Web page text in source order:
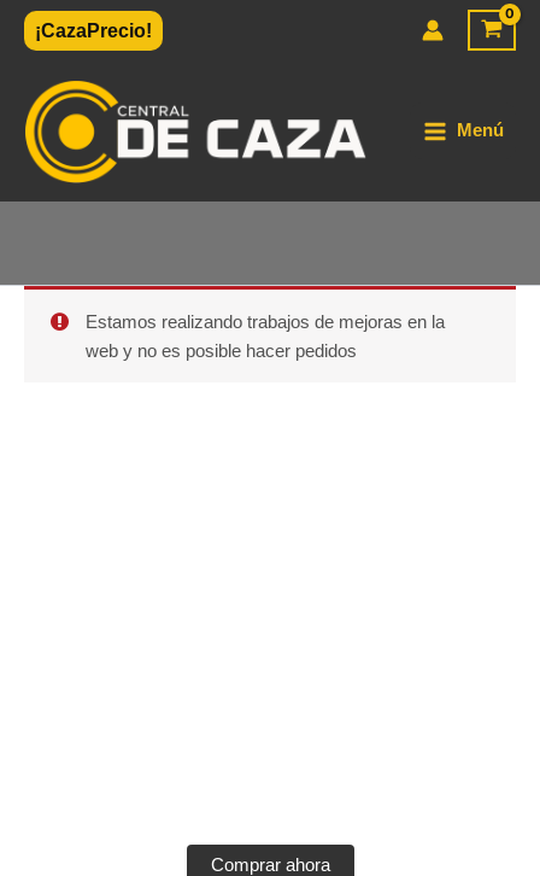
¡CazaPrecio!
Menú
Estamos realizando trabajos de mejoras en la
web y no es posible hacer pedidos
Comprar ahora